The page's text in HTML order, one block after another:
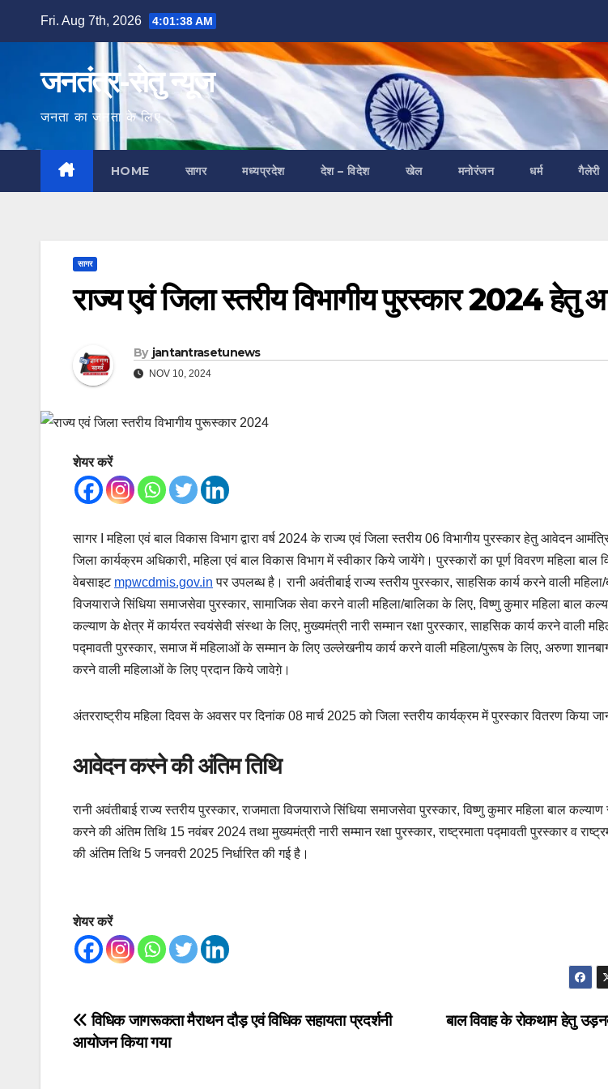
Fri. Aug 7th, 2026 4:01:39 AM
जनतंत्र-सेतु न्यूज
जनता का जनता के लिए
HOME सागर मध्यप्रदेश देश – विदेश खेल मनोरंजन धर्म गैलेरी
सागर
राज्य एवं जिला स्तरीय विभागीय पुरस्कार 2024
By jantantrasetunews
NOV 10, 2024
शेयर करें
सागर I महिला एवं बाल विकास विभाग द्वारा वर्ष 2024 के राज्य एवं जिला स्तरीय 06 विभागीय पुरस्कार हेतु आवेदन
जिला कार्यक्रम अधिकारी, महिला एवं बाल विकास विभाग में स्वीकार किये जायेंगे। पुरस्कारों का पूर्ण विवरण महिला बाल
वेबसाइट mpwcdmis.gov.in पर उपलब्ध है। रानी अवंतीबाई राज्य स्तरीय पुरस्कार, साहसिक कार्य करने वाली
विजयाराजे सिंधिया समाजसेवा पुरस्कार, सामाजिक सेवा करने वाली महिला/बालिका के लिए, विष्णु कुमार महिला बाल
कल्याण के क्षेत्र में कार्यरत स्वयंसेवी संस्था के लिए, मुख्यमंत्री नारी सम्मान रक्षा पुरस्कार, साहसिक कार्य करने वाली
पद्मावती पुरस्कार, समाज में महिलाओं के सम्मान के लिए उल्लेखनीय कार्य करने वाली महिला/पुरूष के लिए, अरुणा शानबाग
करने वाली महिलाओं के लिए प्रदान किये जावेगे़।
अंतरराष्ट्रीय महिला दिवस के अवसर पर दिनांक 08 मार्च 2025 को जिला स्तरीय कार्यक्रम में पुरस्कार वितरण किया
आवेदन करने की अंतिम तिथि
रानी अवंतीबाई राज्य स्तरीय पुरस्कार, राजमाता विजयाराजे सिंधिया समाजसेवा पुरस्कार, विष्णु कुमार महिला बाल
करने की अंतिम तिथि 15 नवंबर 2024 तथा मुख्यमंत्री नारी सम्मान रक्षा पुरस्कार, राष्ट्रमाता पद्मावती पुरस्कार व
की अंतिम तिथि 5 जनवरी 2025 निर्धारित की गई है।
शेयर करें
Post
बाल विवाह के रोकथाम हेतु
विधिक जागरूकता मैराथन दौड़ एवं विधिक सहायता प्रदर्शनी
आयोजन किया गया